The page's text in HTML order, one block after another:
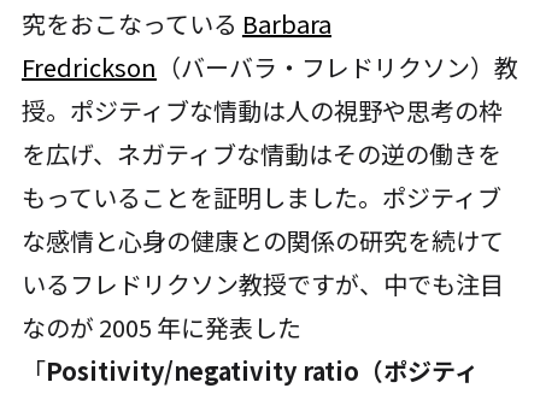
究をおこなっている Barbara
Fredrickson （バーバラ・フレドリクソン）教
授。ポジティブな情動は人の視野や思考の枠
を広げ、ネガティブな情動はその逆の働きを
もっていることを証明しました。ポジティブ
な感情と心身の健康との関係の研究を続けて
いるフレドリクソン教授ですが、中でも注目
なのが 2005 年に発表した
「Positivity/negativity ratio（ポジティ